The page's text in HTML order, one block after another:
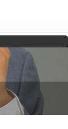
…まずはご相談く